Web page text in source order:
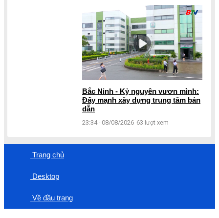
Bắc Ninh - Kỷ nguyên vươn mình:
Đẩy mạnh xây dựng trung tâm bán
dẫn
23:34 - 08/08/2026 63 lượt xem
Trang chủ
Desktop
Về đầu trang